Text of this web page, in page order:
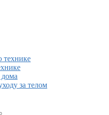
технике
дома
за телом